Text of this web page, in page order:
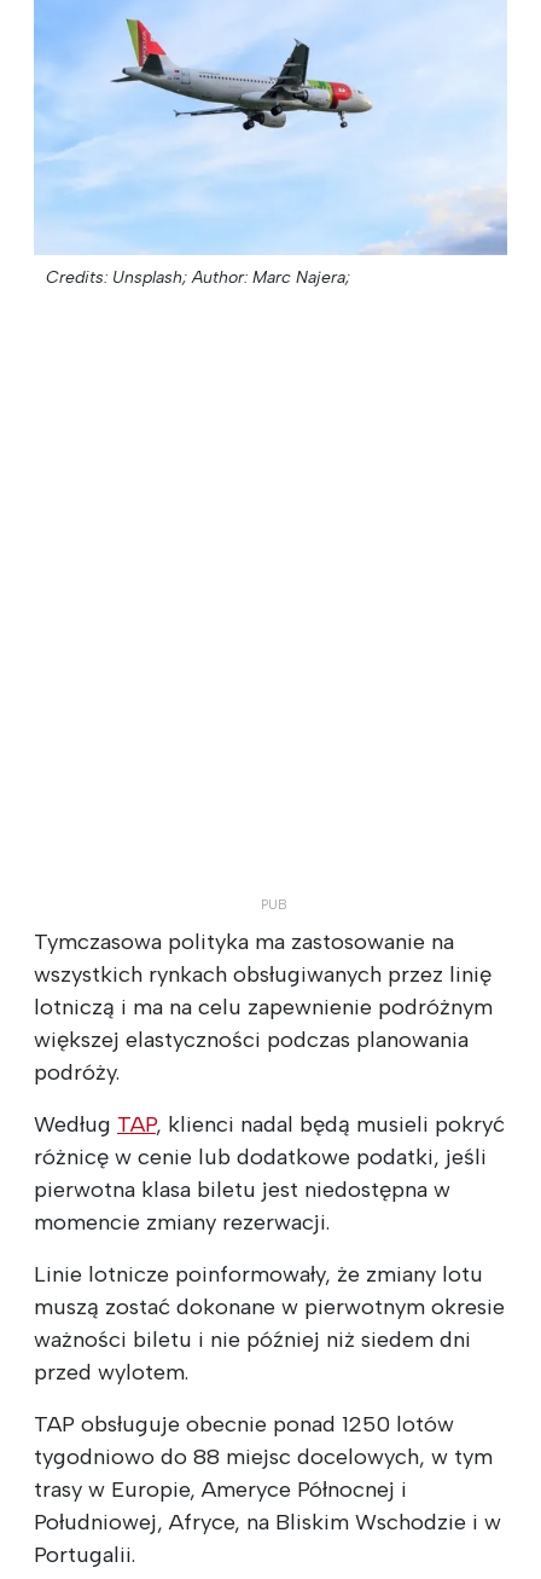
Credits: Unsplash; Author: Marc Najera;
Tymczasowa polityka ma zastosowanie na
wszystkich rynkach obsługiwanych przez linię
lotniczą i ma na celu zapewnienie podróżnym
większej elastyczności podczas planowania
podróży.
Według TAP, klienci nadal będą musieli pokryć
różnicę w cenie lub dodatkowe podatki, jeśli
pierwotna klasa biletu jest niedostępna w
momencie zmiany rezerwacji.
Linie lotnicze poinformowały, że zmiany lotu
muszą zostać dokonane w pierwotnym okresie
ważności biletu i nie później niż siedem dni
przed wylotem.
TAP obsługuje obecnie ponad 1250 lotów
tygodniowo do 88 miejsc docelowych, w tym
trasy w Europie, Ameryce Północnej i
Południowej, Afryce, na Bliskim Wschodzie i w
Portugalii.